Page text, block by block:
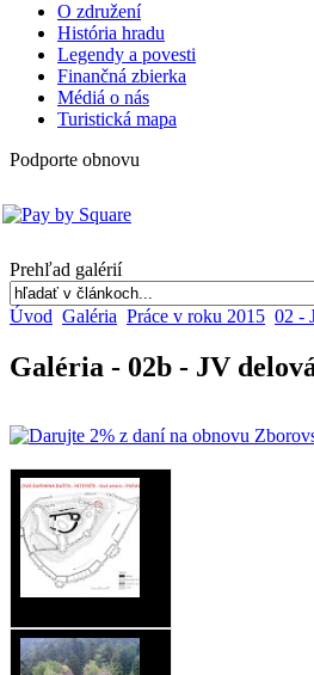
O združení
História hradu
Legendy a povesti
Finančná zbierka
Médiá o nás
Turistická mapa
Podporte obnovu
Prehľad galérií
Úvod Galéria Práce v roku 2015 02 -
Galéria - 02b - JV